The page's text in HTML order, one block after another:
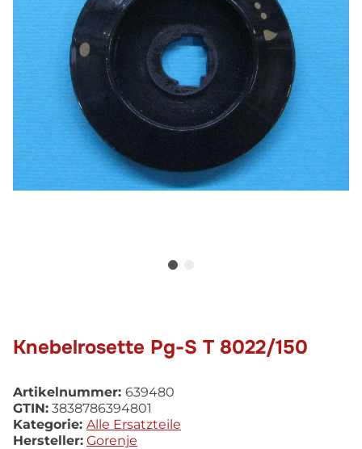
Knebelrosette Pg-S T 8022/150
Artikelnummer: 639480
GTIN: 3838786394801
Kategorie: Alle Ersatzteile
Hersteller: Gorenje